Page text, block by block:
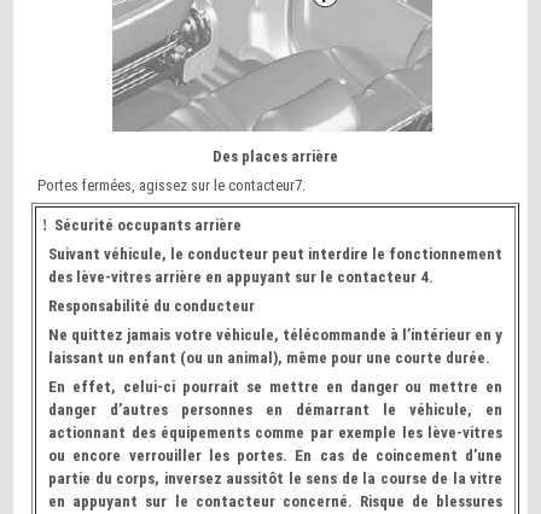
Des places arrière
Portes fermées, agissez sur le contacteur7.
! Sécurité occupants arrière
Suivant véhicule, le conducteur peut interdire le fonctionnement
des lève-vitres arrière en appuyant sur le contacteur 4.
Responsabilité du conducteur
Ne quittez jamais votre véhicule, télécommande à l’intérieur en y
laissant un enfant (ou un animal), même pour une courte durée.
En effet, celui-ci pourrait se mettre en danger ou mettre en
danger d’autres personnes en démarrant le véhicule, en
actionnant des équipements comme par exemple les lève-vitres
ou encore verrouiller les portes. En cas de coincement d’une
partie du corps, inversez aussitôt le sens de la course de la vitre
en appuyant sur le contacteur concerné. Risque de blessures